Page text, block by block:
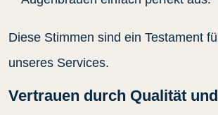
Diese Stimmen sind ein Testament
unseres Services.
Vertrauen durch Qualität